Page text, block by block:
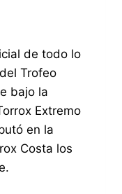
de todo lo
Trofeo
bajo la
Extremo
en la
Costa los